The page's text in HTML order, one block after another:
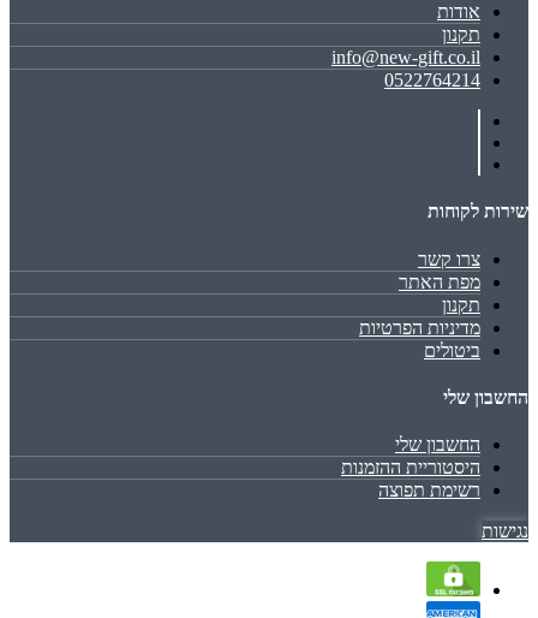
אודות
תקנון
info@new-gift.co.il
0522764214
שירות לקוחות
צרו קשר
מפת האתר
תקנון
מדיניות הפרטיות
ביטולים
החשבון שלי
החשבון שלי
היסטוריית ההזמנות
רשימת תפוצה
נגישות